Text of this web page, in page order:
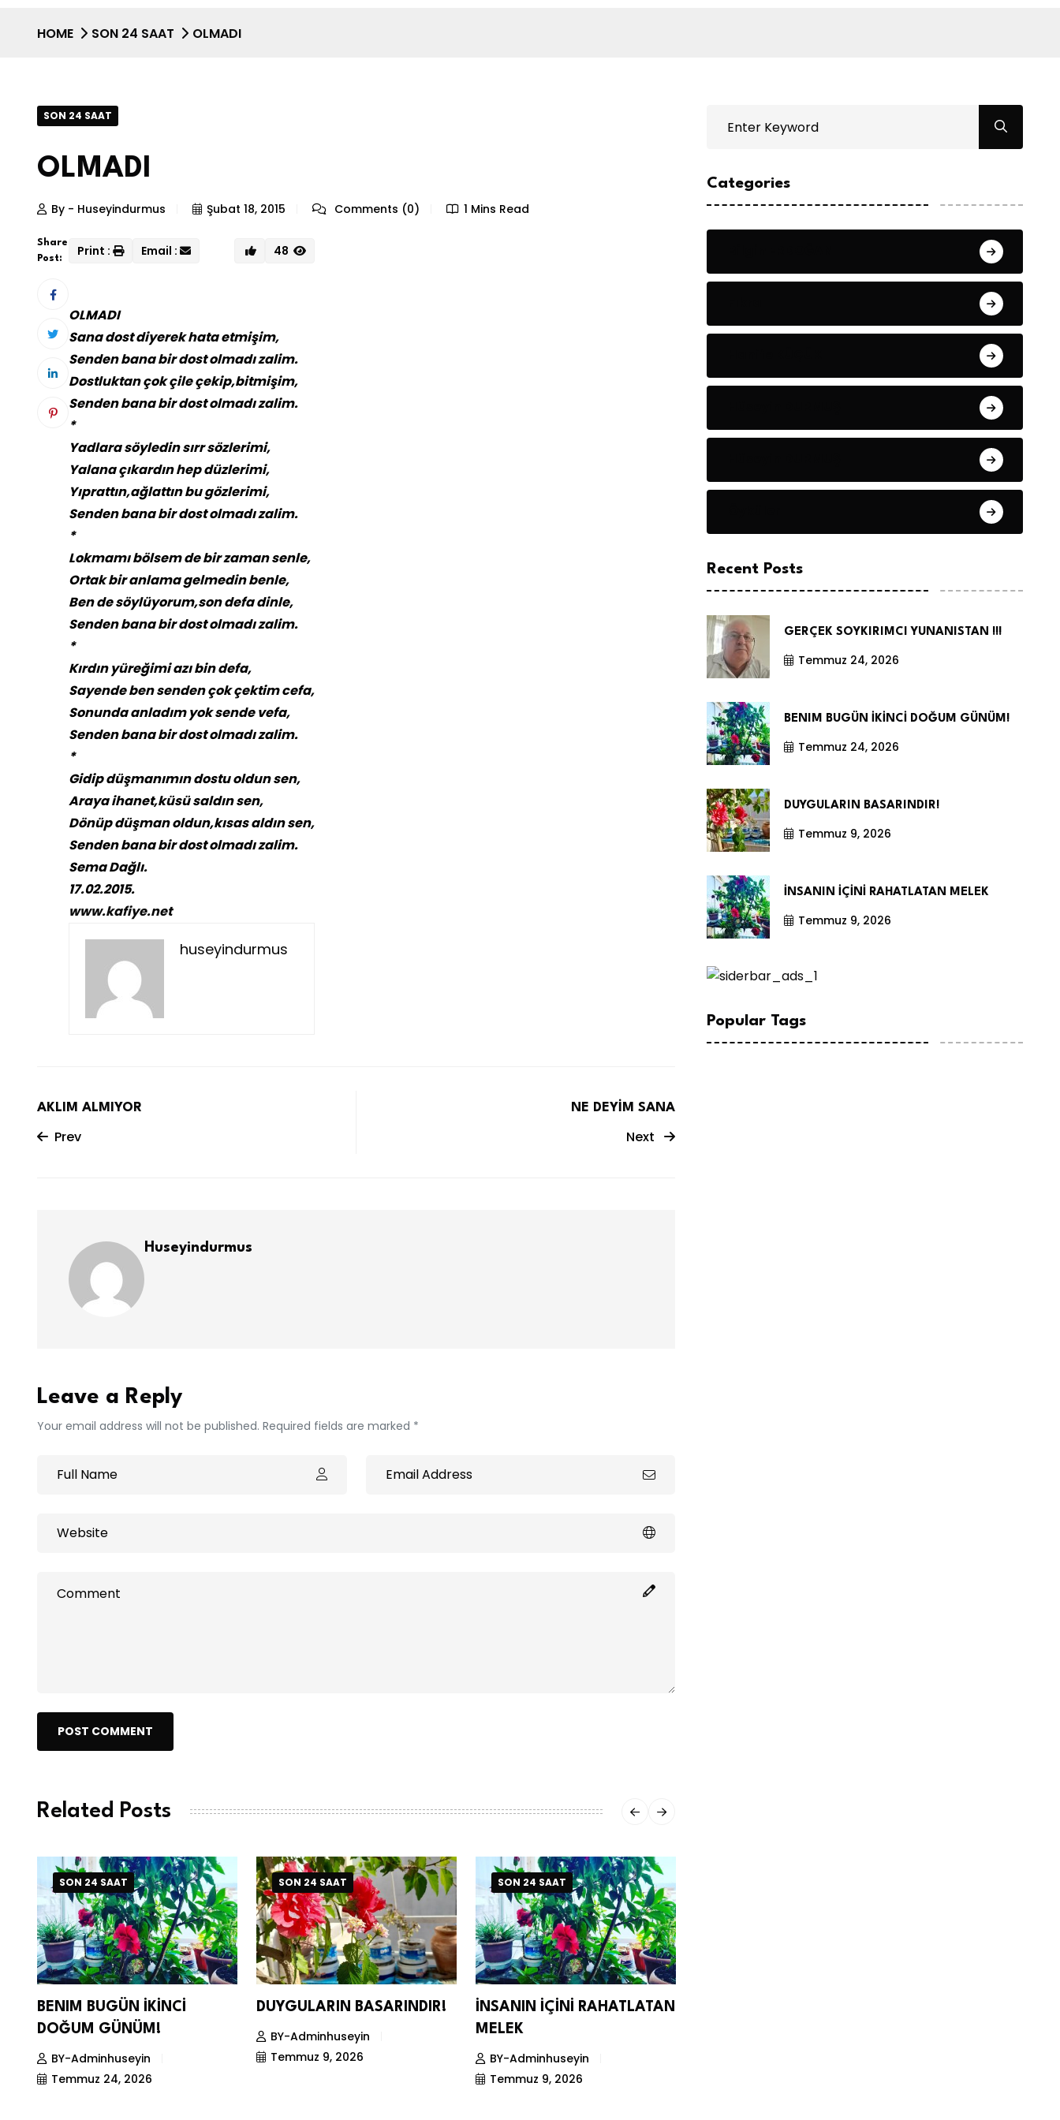
HOME SON 24 SAAT OLMADI
SON 24 SAAT
OLMADI
By - Huseyindurmus Şubat 18, 2015 Comments (0) 1 Mins Read
Share
Post:
Print : Email : 48
OLMADI
Sana dost diyerek hata etmişim,
Senden bana bir dost olmadı zalim.
Dostluktan çok çile çekip,bitmişim,
Senden bana bir dost olmadı zalim.
*
Yadlara söyledin sırr sözlerimi,
Yalana çıkardın hep düzlerimi,
Yıprattın,ağlattın bu gözlerimi,
Senden bana bir dost olmadı zalim.
*
Lokmamı bölsem de bir zaman senle,
Ortak bir anlama gelmedin benle,
Ben de söylüyorum,son defa dinle,
Senden bana bir dost olmadı zalim.
*
Kırdın yüreğimi azı bin defa,
Sayende ben senden çok çektim cefa,
Sonunda anladım yok sende vefa,
Senden bana bir dost olmadı zalim.
*
Gidip düşmanımın dostu oldun sen,
Araya ihanet,küsü saldın sen,
Dönüp düşman oldun,kısas aldın sen,
Senden bana bir dost olmadı zalim.
Sema Dağlı.
17.02.2015.
www.kafiye.net
huseyindurmus
AKLIM ALMIYOR
Prev
NE DEYİM SANA
Next
Huseyindurmus
Leave a Reply
Your email address will not be published. Required fields are marked *
POST COMMENT
Related Posts
SON 24 SAAT
BENIM BUGÜN İKİNCİ
DOĞUM GÜNÜM!
BY-Adminhuseyin
Temmuz 24, 2026
SON 24 SAAT
DUYGULARIN BASARINDIR!
BY-Adminhuseyin
Temmuz 9, 2026
SON 24 SAAT
İNSANIN İÇİNİ RAHATLATAN
MELEK
BY-Adminhuseyin
Temmuz 9, 2026
Categories
Recent Posts
GERÇEK SOYKIRIMCI YUNANISTAN !!!
Temmuz 24, 2026
BENIM BUGÜN İKİNCİ DOĞUM GÜNÜM!
Temmuz 24, 2026
DUYGULARIN BASARINDIR!
Temmuz 9, 2026
İNSANIN İÇİNİ RAHATLATAN MELEK
Temmuz 9, 2026
Popular Tags